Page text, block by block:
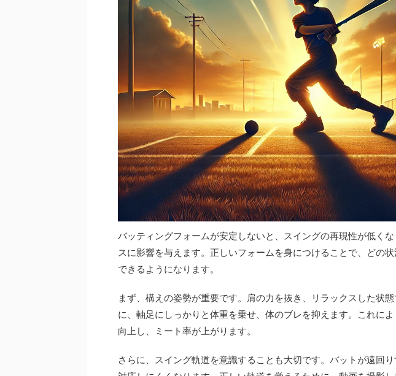
バッティングフォームが安定しないと、スイングの再現性が低く
スに影響を与えます。正しいフォームを身につけることで、どの
できるようになります。
まず、構えの姿勢が重要です。肩の力を抜き、リラックスした状
に、軸足にしっかりと体重を乗せ、体のブレを抑えます。これに
向上し、ミート率が上がります。
さらに、スイング軌道を意識することも大切です。バットが遠回